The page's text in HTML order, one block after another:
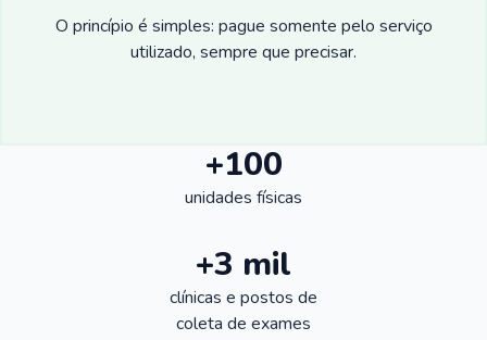
O princípio é simples: pague somente pelo serviço
utilizado, sempre que precisar.
+100
unidades físicas
+3 mil
clínicas e postos de
coleta de exames